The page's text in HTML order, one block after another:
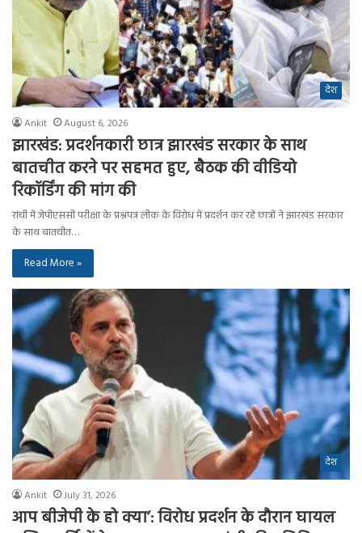
देश
Ankit August 6, 2026
झारखंड: प्रदर्शनकारी छात्र झारखंड सरकार के साथ
बातचीत करने पर सहमत हुए, बैठक की वीडियो
रिकॉर्डिंग की मांग की
रांची में जेपीएससी परीक्षा के प्रश्नपत्र लीक के विरोध में प्रदर्शन कर रहे छात्रों ने झारखंड सरकार
के साथ बातचीत…
Read More »
देश
Ankit July 31, 2026
आप बीजेपी के हो क्या’: विरोध प्रदर्शन के दौरान घायल